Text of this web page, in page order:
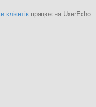
клієнтівпрацює на UserEcho